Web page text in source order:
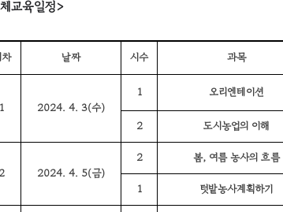
교육일정>
날짜 시수 과목
1 2024. 4. 3(수)
1 오리엔테이션
2 도시농업의 이해
2024. 4. 5(금)
2 봄, 여름 농사의 흐름
1 텃밭농사계획하기